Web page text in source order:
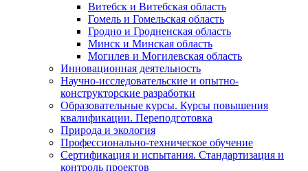
Витебск и Витебская область
Гомель и Гомельская область
Гродно и Гродненская область
Минск и Минская область
Могилев и Могилевская область
Инновационная деятельность
Научно-исследовательские и опытно-
конструкторские разработки
Образовательные курсы. Курсы повышения
квалификации. Переподготовка
Природа и экология
Профессионально-техническое обучение
Сертификация и испытания. Стандартизация и
контроль проектов